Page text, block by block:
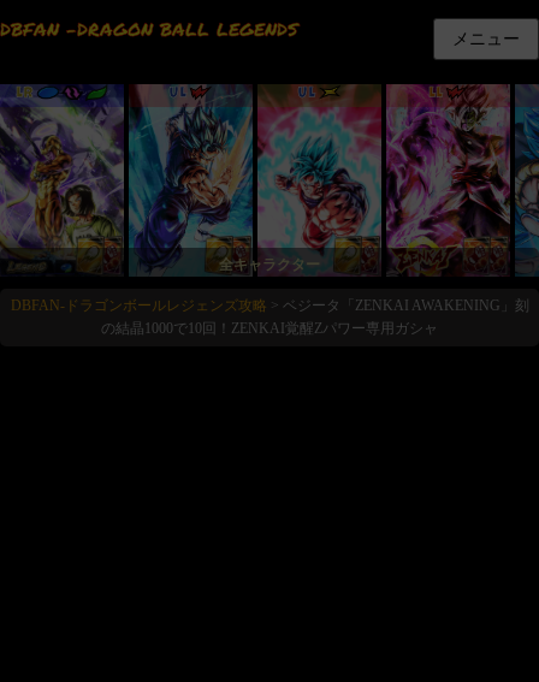
DBFAN -DRAGON BALL LEGENDS メニュー
LR UL UL LL
全キャラクター
DBFAN-ドラゴンボールレジェンズ攻略 > ベジータ「ZENKAI AWAKENING」刻
の結晶1000で10回！ZENKAI覚醒Zパワー専用ガシャ